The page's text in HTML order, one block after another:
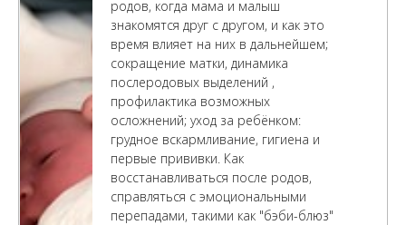
родов, когда мама и малыш
знакомятся друг с другом, и как это
время влияет на них в дальнейшем;
сокращение матки, динамика
послеродовых выделений ,
профилактика возможных
осложнений; уход за ребёнком:
грудное вскармливание, гигиена и
первые прививки. Как
восстанавливаться после родов,
справляться с эмоциональными
перепадами, такими как "бэби-блюз"